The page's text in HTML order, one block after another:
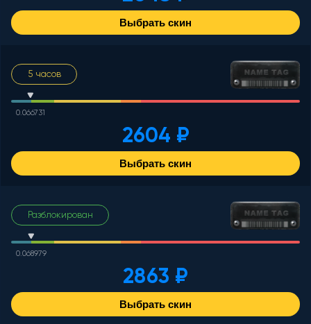
Выбрать скин
0.066731
5 часов
2604 ₽
Выбрать скин
0.068979
Разблокирован
2863 ₽
Выбрать скин